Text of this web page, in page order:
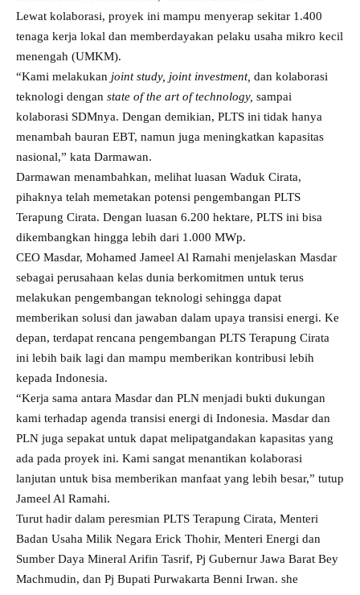
Lewat kolaborasi, proyek ini mampu menyerap sekitar 1.400
tenaga kerja lokal dan memberdayakan pelaku usaha mikro kecil
menengah (UMKM).
“Kami melakukan joint study, joint investment, dan kolaborasi
teknologi dengan state of the art of technology, sampai
kolaborasi SDMnya. Dengan demikian, PLTS ini tidak hanya
menambah bauran EBT, namun juga meningkatkan kapasitas
nasional,” kata Darmawan.
Darmawan menambahkan, melihat luasan Waduk Cirata,
pihaknya telah memetakan potensi pengembangan PLTS
Terapung Cirata. Dengan luasan 6.200 hektare, PLTS ini bisa
dikembangkan hingga lebih dari 1.000 MWp.
CEO Masdar, Mohamed Jameel Al Ramahi menjelaskan Masdar
sebagai perusahaan kelas dunia berkomitmen untuk terus
melakukan pengembangan teknologi sehingga dapat
memberikan solusi dan jawaban dalam upaya transisi energi. Ke
depan, terdapat rencana pengembangan PLTS Terapung Cirata
ini lebih baik lagi dan mampu memberikan kontribusi lebih
kepada Indonesia.
“Kerja sama antara Masdar dan PLN menjadi bukti dukungan
kami terhadap agenda transisi energi di Indonesia. Masdar dan
PLN juga sepakat untuk dapat melipatgandakan kapasitas yang
ada pada proyek ini. Kami sangat menantikan kolaborasi
lanjutan untuk bisa memberikan manfaat yang lebih besar,” tutup
Jameel Al Ramahi.
Turut hadir dalam peresmian PLTS Terapung Cirata, Menteri
Badan Usaha Milik Negara Erick Thohir, Menteri Energi dan
Sumber Daya Mineral Arifin Tasrif, Pj Gubernur Jawa Barat Bey
Machmudin, dan Pj Bupati Purwakarta Benni Irwan. she